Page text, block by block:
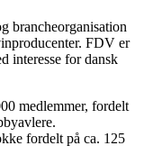
brancheorganisation
FDV er
interesse for dansk
medlemmer, fordelt
fordelt på ca. 125